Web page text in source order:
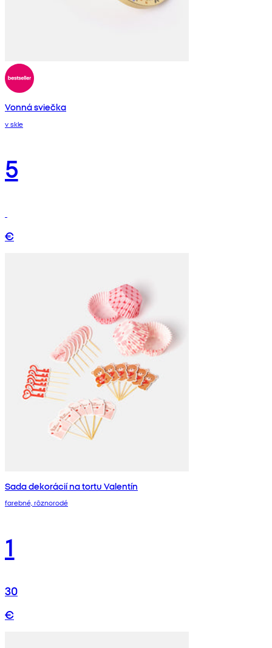
Vonná sviečka
v skle
5
€
Sada dekorácií na tortu Valentín
farebné, rôznorodé
1
30
€